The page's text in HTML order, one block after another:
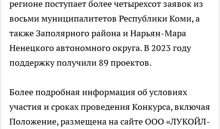
регионе поступает более четырехсот заявок из
восьми муниципалитетов Республики Коми, а
также Заполярного района и Нарьян-Мара
Ненецкого автономного округа. В 2023 году
поддержку получили 89 проектов.
Более подробная информация об условиях
участия и сроках проведения Конкурса, включая
Положение, размещена на сайте ООО «ЛУКОЙЛ-